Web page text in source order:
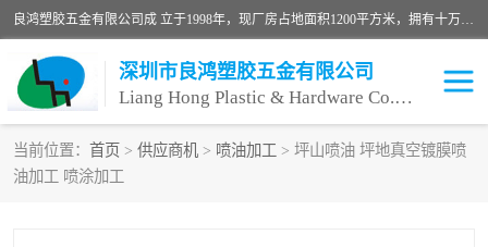
良鸿塑胶五金有限公司成 立于1998年，现厂房占地面积1200平方米，拥有十万级无尘车间，自动喷涂线1条，手动喷涂线2条，丝印移印滚印烫印拉线1条，本公司自建厂以来一直 以“顾客、品质、服务三个第一”为原则，从来货到处理、喷漆、烘烤、品检、包装等每一道工序都严格把持质量关，竭诚为广大朋友、客户服务。现如今已深得广 大客户信赖。
深圳市良鸿塑胶五金有限公司
Liang Hong Plastic & Hardware Co. Ltd
当前位置： 首页 > 供应商机 > 喷油加工 > 坪山喷油 坪地真空镀膜喷
油加工 喷涂加工
喷油加工